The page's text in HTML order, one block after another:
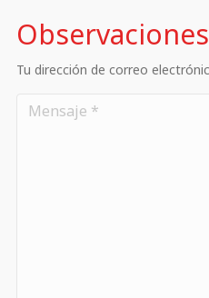
Tu dirección de correo